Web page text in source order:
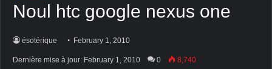
Noul htc google nexus one
ésotérique February 1, 2010
Dernière mise à jour: February 1, 2010 0 8,740